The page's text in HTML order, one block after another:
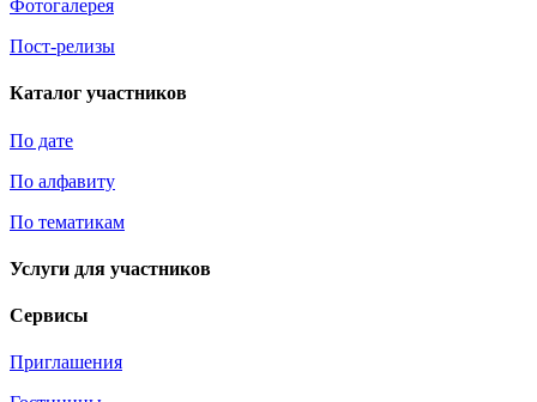
Фотогалерея
Пост-релизы
Каталог участников
По дате
По алфавиту
По тематикам
Услуги для участников
Сервисы
Приглашения